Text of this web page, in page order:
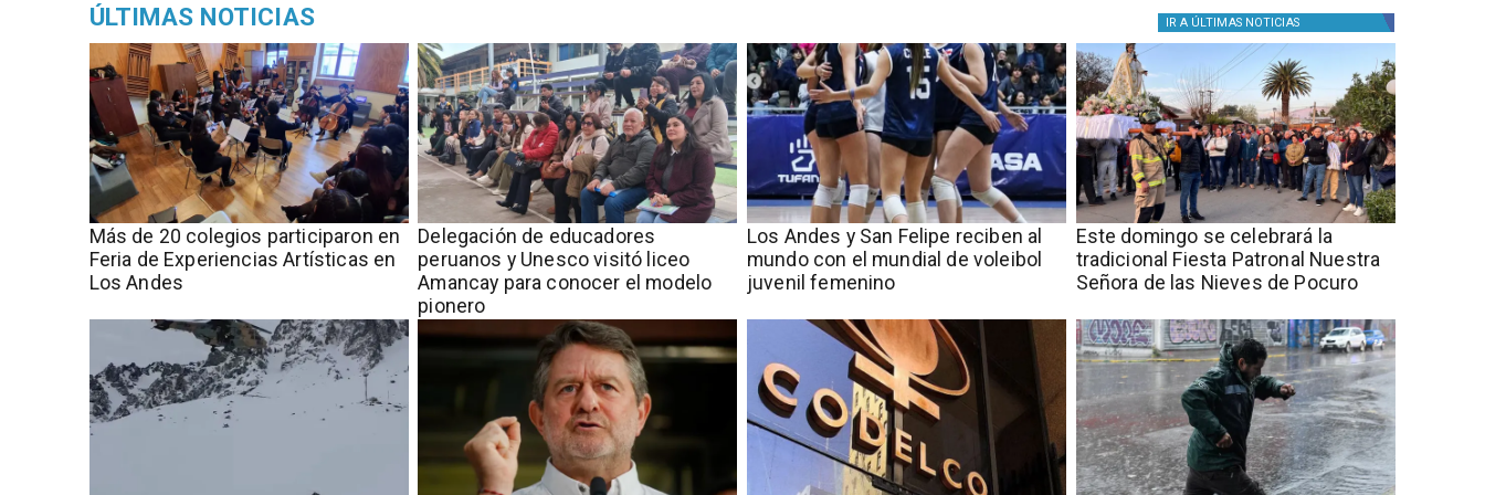
ÚLTIMAS NOTICIAS IR A ÚLTIMAS NOTICIAS
Más de 20 colegios participaron en
Feria de Experiencias Artísticas en
Los Andes
Delegación de educadores
peruanos y Unesco visitó liceo
Amancay para conocer el modelo
pionero
​​Los Andes y San Felipe reciben al
mundo con el mundial de voleibol
juvenil femenino
Este domingo se celebrará la
tradicional Fiesta Patronal Nuestra
Señora de las Nieves de Pocuro